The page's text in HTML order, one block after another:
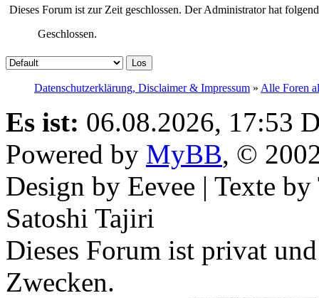
Dieses Forum ist zur Zeit geschlossen. Der Administrator hat
Geschlossen.
Datenschutzerklärung, Disclaimer & Impressum » Alle Foren
Es ist: 06.08.2026, 17:53
Powered by MyBB, ©
Design by Eevee | Texte
Satoshi Tajiri
Dieses Forum ist privat
Zwecken.